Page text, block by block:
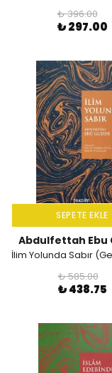
₺ 396.00
₺ 297.00
SEPETE EKLE
Abdulfettah Ebu
₺ 585.00
₺ 438.75